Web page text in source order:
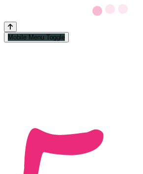
Mobile Menu Toggle